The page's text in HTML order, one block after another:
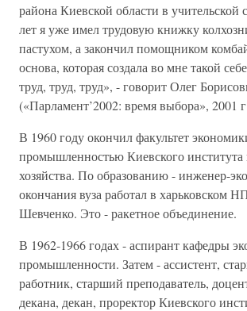
района Киевской области в учительской
лет я уже имел трудовую книжку
пастухом, а закончил помощником
основа, которая создала во мне такой
труд, труд, труд», - говорит Олег
(«Парламент’2002: время выбора», 2001
В 1960 году окончил факультет
промышленностью Киевского института
хозяйства. По образованию - инженер-
окончания вуза работал в харьковском
Шевченко. Это - ракетное объединение.
В 1962-1966 годах - аспирант кафедры
промышленности. Затем - ассистент,
работник, старший преподаватель,
декана, декан, проректор Киевского